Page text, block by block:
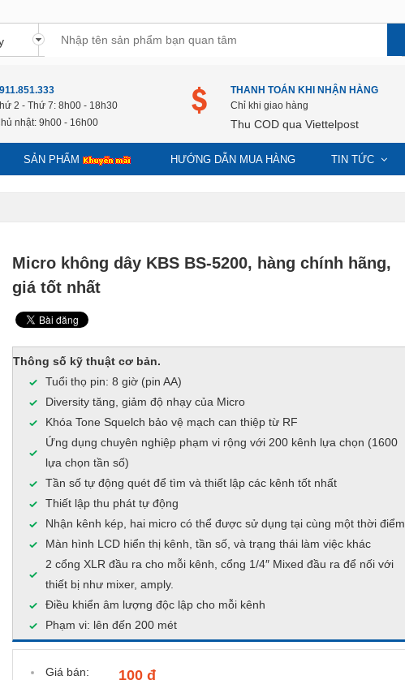
2 - Thứ 7: 8h00 - 18h30
nhật: 9h00 - 16h00
THANH TOÁN KHI NHẬN HÀNG
Chỉ khi giao hàng
Thu COD qua Viettelpost
SẢN PHẨM HƯỚNG DẪN MUA HÀNG TIN TỨC
Micro không dây KBS BS-5200, hàng chính hãng,
giá tốt nhất
Thông số kỹ thuật cơ bản.
Tuổi thọ pin: 8 giờ (pin AA)
Diversity tăng, giảm độ nhạy của Micro
Khóa Tone Squelch bảo vệ mạch can thiệp từ RF
Ứng dụng chuyên nghiệp phạm vi rộng với 200 kênh lựa chọn (1600
lựa chọn tần số)
Tần số tự động quét để tìm và thiết lập các kênh tốt nhất
Thiết lập thu phát tự động
Nhận kênh kép, hai micro có thể được sử dụng tại cùng một thời điểm
Màn hình LCD hiển thị kênh, tần số, và trạng thái làm việc khác
2 cổng XLR đầu ra cho mỗi kênh, cổng 1/4″ Mixed đầu ra để nối với
thiết bị như mixer, amply.
Điều khiển âm lượng độc lập cho mỗi kênh
Phạm vi: lên đến 200 mét
Giá bán: 100 đ